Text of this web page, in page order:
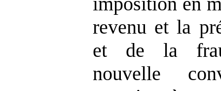
revenu et la
et de la
nouvelle